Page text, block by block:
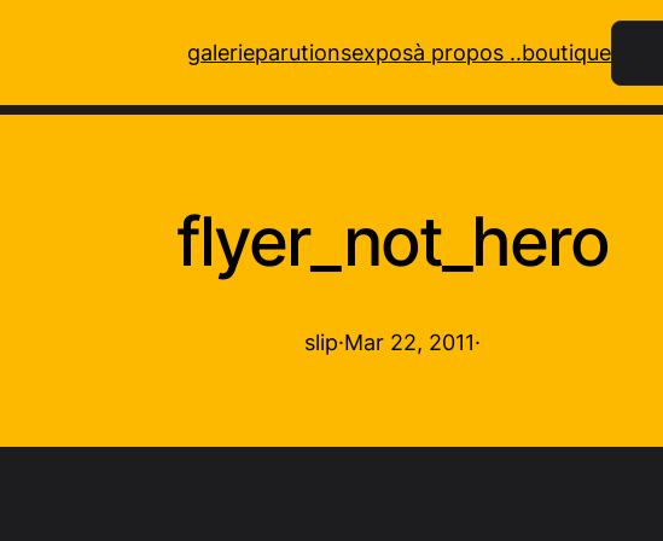
galerieparutionsexposà propos ..boutique
flyer_not_hero
slip·Mar 22, 2011·